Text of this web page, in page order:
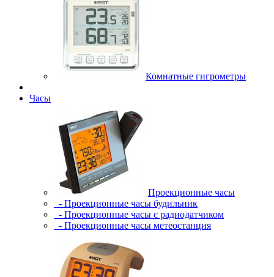
Комнатные гигрометры
Часы
Проекционные часы
- Проекционные часы будильник
- Проекционные часы с радиодатчиком
- Проекционные часы метеостанция